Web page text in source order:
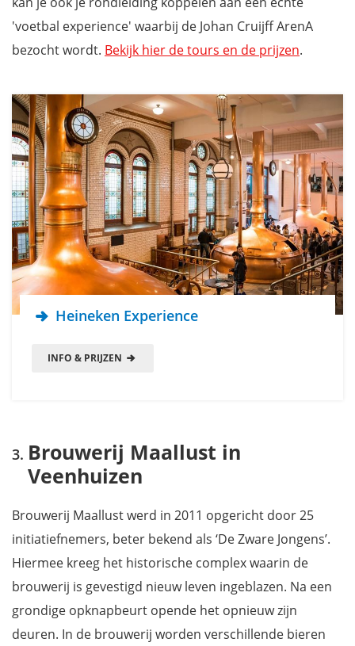
'voetbal experience' waarbij de Johan Cruijff ArenA
bezocht wordt. Bekijk hier de tours en de prijzen.
Heineken Experience
INFO & PRIJZEN
Brouwerij Maallust in
Veenhuizen
Brouwerij Maallust werd in 2011 opgericht door 25
initiatiefnemers, beter bekend als ‘De Zware Jongens’.
Hiermee kreeg het historische complex waarin de
brouwerij is gevestigd nieuw leven ingeblazen. Na een
grondige opknapbeurt opende het opnieuw zijn
deuren. In de brouwerij worden verschillende bieren